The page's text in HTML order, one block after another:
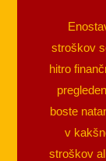
stroškov
hitro
boste
v
stroškov